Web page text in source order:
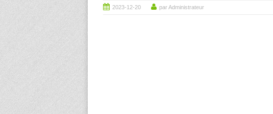
2023-12-20 par Administrateur